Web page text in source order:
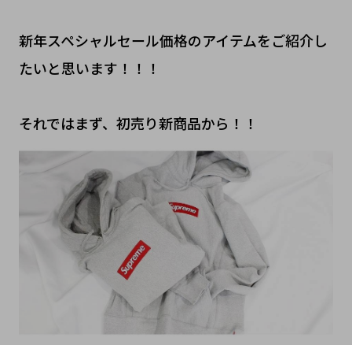
新年スペシャルセール価格のアイテムをご紹介し
たいと思います！！！
それではまず、初売り新商品から！！